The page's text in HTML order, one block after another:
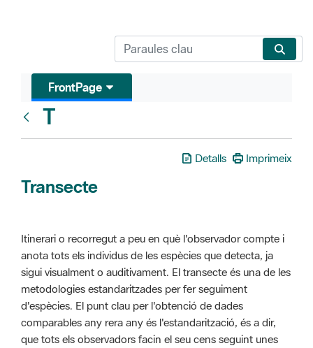
FrontPage
T
Detalls Imprimeix
Transecte
Itinerari o recorregut a peu en què l'observador compte i
anota tots els individus de les espècies que detecta, ja
sigui visualment o auditivament. El transecte és una de les
metodologies estandaritzades per fer seguiment
d'espècies. El punt clau per l'obtenció de dades
comparables any rera any és l'estandarització, és a dir,
que tots els observadors facin el seu cens seguint unes